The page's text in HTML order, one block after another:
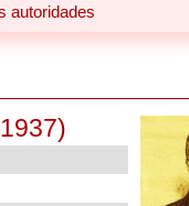
autoridades